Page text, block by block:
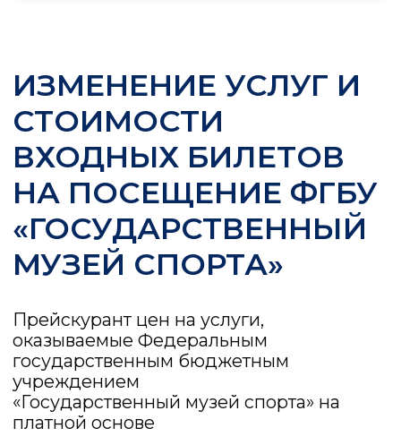
ДЛЯ ДЕТЕЙ 9-12 ЛЕТ
КАК ДОБРАТЬСЯ: